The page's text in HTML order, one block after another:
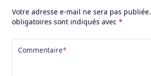
Votre adresse e-mail ne sera pas publiée.
obligatoires sont indiqués avec *
Commentaire*